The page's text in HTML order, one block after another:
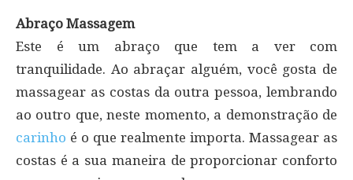
Abraço Massagem
Este é um abraço que tem a ver com
tranquilidade. Ao abraçar alguém, você gosta de
massagear as costas da outra pessoa, lembrando
ao outro que, neste momento, a demonstração de
carinho é o que realmente importa. Massagear as
costas é a sua maneira de proporcionar conforto